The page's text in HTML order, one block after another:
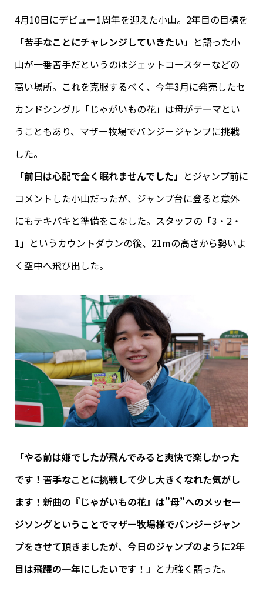
4月10日にデビュー1周年を迎えた小山。2年目の目標を
「苦手なことにチャレンジしていきたい」 と語った小
山が一番苦手だというのはジェットコースターなどの
高い場所。これを克服するべく、今年3月に発売したセ
カンドシングル「じゃがいもの花」は母がテーマとい
うこともあり、マザー牧場でバンジージャンプに挑戦
した。
「前日は心配で全く眠れませんでした」 とジャンプ前に
コメントした小山だったが、ジャンプ台に登ると意外
にもテキパキと準備をこなした。スタッフの「3・2・
1」というカウントダウンの後、21mの高さから勢いよ
く空中へ飛び出した。
「やる前は嫌でしたが飛んでみると爽快で楽しかった
です！苦手なことに挑戦して少し大きくなれた気がし
ます！新曲の『じゃがいもの花』は”母”へのメッセー
ジソングということでマザー牧場様でバンジージャン
プをさせて頂きましたが、今日のジャンプのように2年
目は飛躍の一年にしたいです！」 と力強く語った。